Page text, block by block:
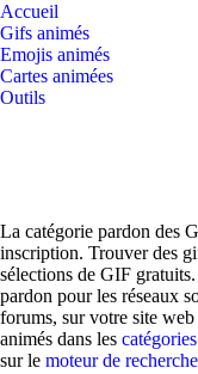
Accueil
Gifs animés
Emojis animés
Cartes animées
Outils
La catégorie pardon des
inscription. Trouver des
sélections de GIF
pardon pour les réseaux
forums, sur votre site
animés dans les
sur le moteur de recherche